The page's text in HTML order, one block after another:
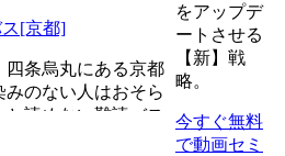
[京都]
四条烏丸にある京都
のない人はおそら
と読めない難読バス
をアップデ
ートさせる
【新】戦
略。
今すぐ無料
で動画セミ